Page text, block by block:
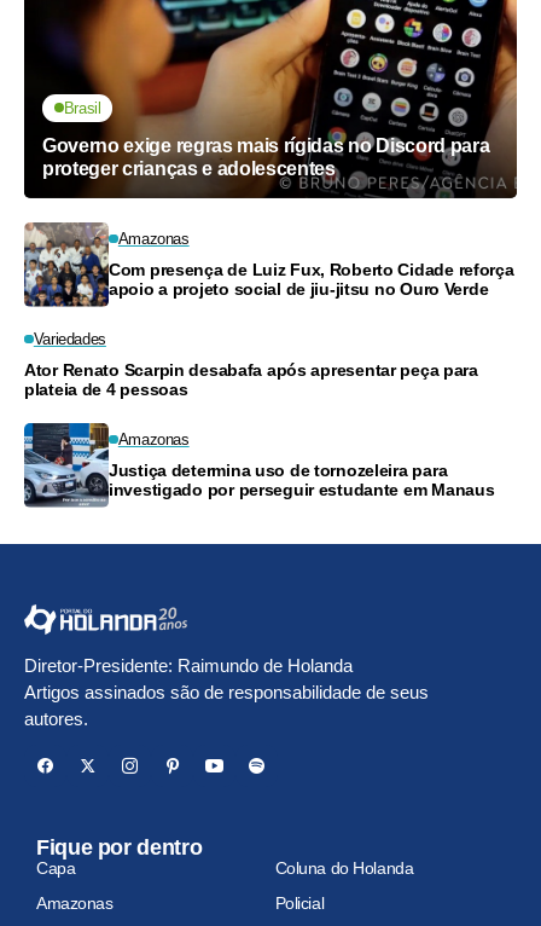
Brasil
Governo exige regras mais rígidas no Discord para
proteger crianças e adolescentes
Amazonas
Com presença de Luiz Fux, Roberto Cidade reforça
apoio a projeto social de jiu-jitsu no Ouro Verde
Variedades
Ator Renato Scarpin desabafa após apresentar peça para
plateia de 4 pessoas
Amazonas
Justiça determina uso de tornozeleira para
investigado por perseguir estudante em Manaus
Diretor-Presidente: Raimundo de Holanda
Artigos assinados são de responsabilidade de seus
autores.
Fique por dentro
Capa
Coluna do Holanda
Amazonas
Policial